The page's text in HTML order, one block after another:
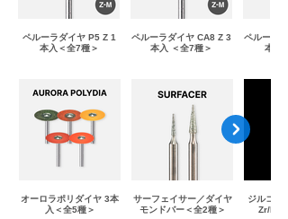
ペルーラダイヤ P5 Z 1
本入＜全7種＞
ペルーラダイヤ CA8 Z 3
本入 ＜全7種＞
ペルーラ
本入
オーロラポリダイヤ 3本
入＜全5種＞
サーフェイサー／ダイヤ
モンドバー＜全2種＞
ジルコニ
Zr/